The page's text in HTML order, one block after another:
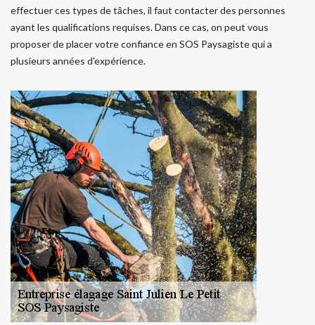
effectuer ces types de tâches, il faut contacter des personnes
ayant les qualifications requises. Dans ce cas, on peut vous
proposer de placer votre confiance en SOS Paysagiste qui a
plusieurs années d'expérience.